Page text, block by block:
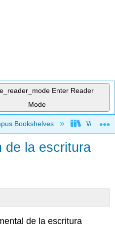
Enter Reader
Mode
hierarchy
Bookshelves
de la escritura
de la escritura